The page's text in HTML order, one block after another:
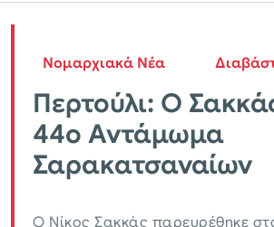
Νομαρχιακά Νέα
Περτούλι: Ο
44ο Αντάμωμα
Σαρακατσαναίων
Ο Νίκος Σακκάς παρευρέθηκε